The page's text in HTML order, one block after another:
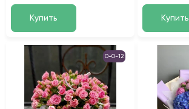
Купить Купить
0-0-12